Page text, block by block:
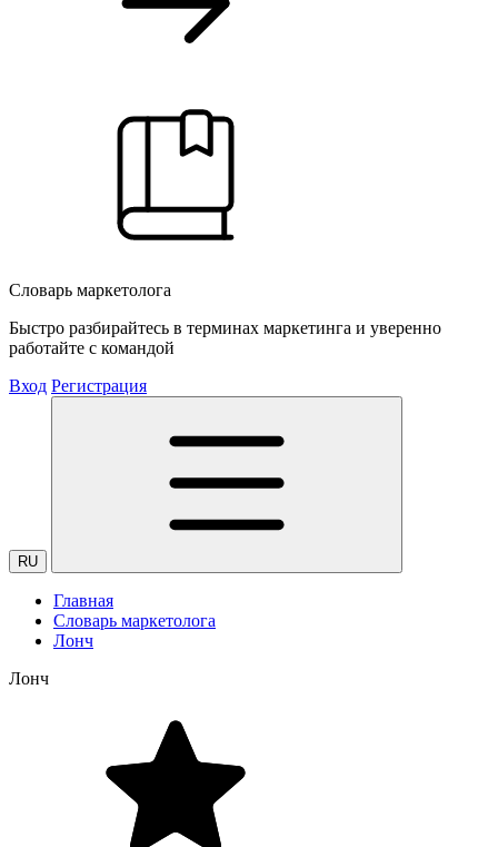
Словарь маркетолога
Быстро разбирайтесь в терминах маркетинга и уверенно
работайте с командой
Вход Регистрация
RU
Главная
Словарь маркетолога
Лонч
Лонч